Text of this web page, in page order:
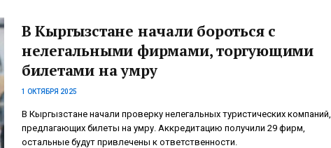
В Кыргызстане начали бороться с
нелегальными фирмами, торгующими
билетами на умру
1 ОКТЯБРЯ 2025
В Кыргызстане начали проверку нелегальных туристических компаний,
предлагающих билеты на умру. Аккредитацию получили 29 фирм,
остальные будут привлечены к ответственности.